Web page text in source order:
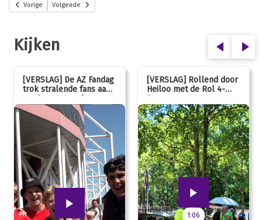
Vorige Volgende
Kijken
[VERSLAG] De AZ Fandag
trok stralende fans aan,
van jong tot oud!
[VERSLAG] Rollend door
Heiloo met de Rol 4-
Daagse
1:06